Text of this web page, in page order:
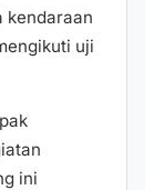
kendaraan
uji
ini